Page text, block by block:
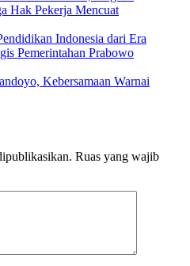
Hak Pekerja Mencuat
Indonesia dari Era
Pemerintahan Prabowo
Kebersamaan Warnai
Ruas yang wajib